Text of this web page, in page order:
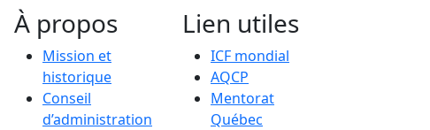
À propos
Mission et
historique
Conseil
d’administration
Lien utiles
ICF mondial
AQCP
Mentorat
Québec